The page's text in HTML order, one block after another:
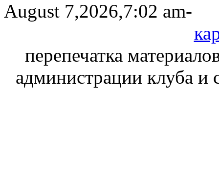
August 7,2026,7:02 am-
перепечатка
администрации клуба и